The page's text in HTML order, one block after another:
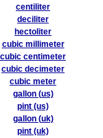
centiliter
deciliter
hectoliter
cubic millimeter
cubic centimeter
cubic decimeter
cubic meter
gallon (us)
pint (us)
gallon (uk)
pint (uk)